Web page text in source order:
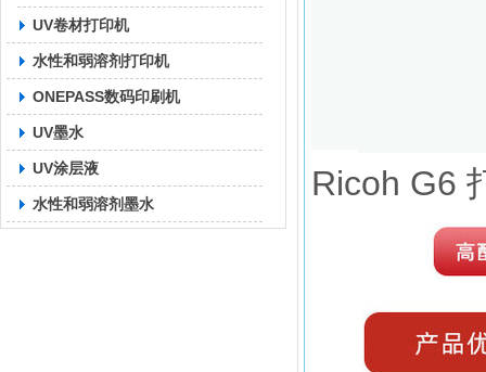
UV卷材打印机
水性和弱溶剂打印机
ONEPASS数码印刷机
UV墨水
UV涂层液
水性和弱溶剂墨水
Ricoh G6